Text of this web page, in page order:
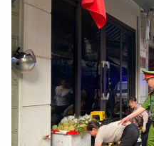
XIN CHÀO,
TÔI LÀ